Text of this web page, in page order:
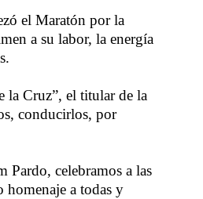
el Maratón por la
a su labor, la energía
la Cruz”, el titular de la
conducirlos, por
Pardo, celebramos a las
homenaje a todas y